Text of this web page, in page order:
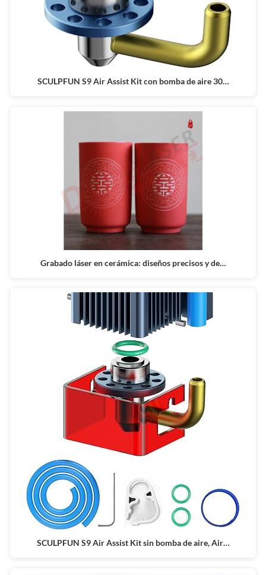
SCULPFUN S9 Air Assist Kit con bomba de aire 30…
Grabado láser en cerámica: diseños precisos y de…
SCULPFUN S9 Air Assist Kit sin bomba de aire, Air…